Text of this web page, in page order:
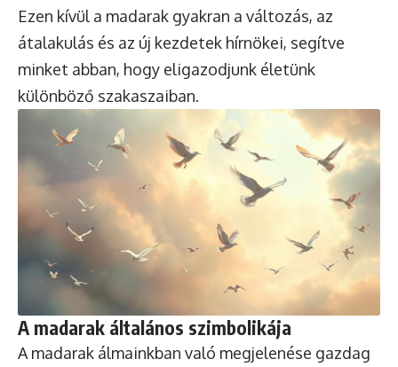
Ezen kívül a madarak gyakran a változás, az
átalakulás és az új kezdetek hírnökei, segítve
minket abban, hogy eligazodjunk életünk
különböző szakaszaiban.
A madarak általános szimbolikája
A madarak álmainkban való megjelenése gazdag